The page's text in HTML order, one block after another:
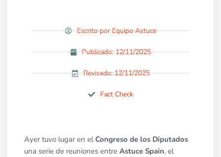
Escrito porEquipo Astuce
Publicado: 12/11/2025
Revisado: 12/11/2025
Fact Check
Ayer tuvo lugar en elCongreso de los Diputados
una serie de reuniones entre Astuce Spain, el